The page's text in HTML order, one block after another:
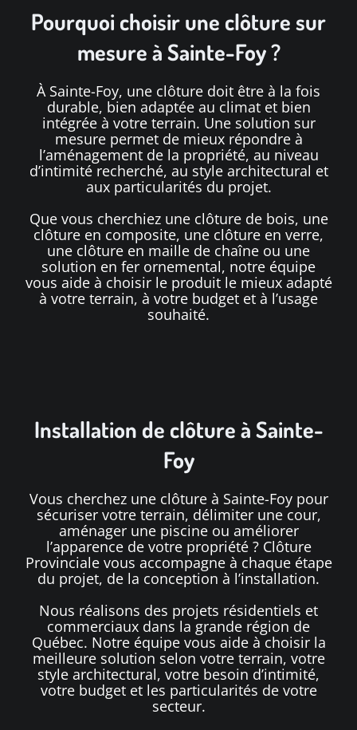
Pourquoi choisir une clôture sur
mesure à Sainte-Foy ?
À Sainte-Foy, une clôture doit être à la fois
durable, bien adaptée au climat et bien
intégrée à votre terrain. Une solution sur
mesure permet de mieux répondre à
l’aménagement de la propriété, au niveau
d’intimité recherché, au style architectural et
aux particularités du projet.
Que vous cherchiez une clôture de bois, une
clôture en composite, une clôture en verre,
une clôture en maille de chaîne ou une
solution en fer ornemental, notre équipe
vous aide à choisir le produit le mieux adapté
à votre terrain, à votre budget et à l’usage
souhaité.
Installation de clôture à Sainte-
Foy
Vous cherchez une clôture à Sainte-Foy pour
sécuriser votre terrain, délimiter une cour,
aménager une piscine ou améliorer
l’apparence de votre propriété ? Clôture
Provinciale vous accompagne à chaque étape
du projet, de la conception à l’installation.
Nous réalisons des projets résidentiels et
commerciaux dans la grande région de
Québec. Notre équipe vous aide à choisir la
meilleure solution selon votre terrain, votre
style architectural, votre besoin d’intimité,
votre budget et les particularités de votre
secteur.